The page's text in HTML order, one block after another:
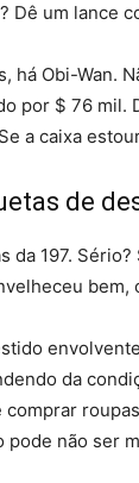
Dê um lance
há Obi-Wan.
por $ 76 mil.
a caixa
de
da 197.
bem,
da
comprar
pode não ser